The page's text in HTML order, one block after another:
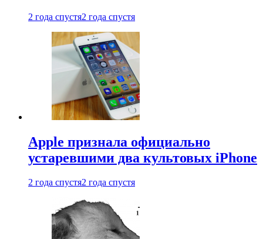
2 года спустя2 года спустя
Apple признала официально
устаревшими два культовых iPhone
2 года спустя2 года спустя